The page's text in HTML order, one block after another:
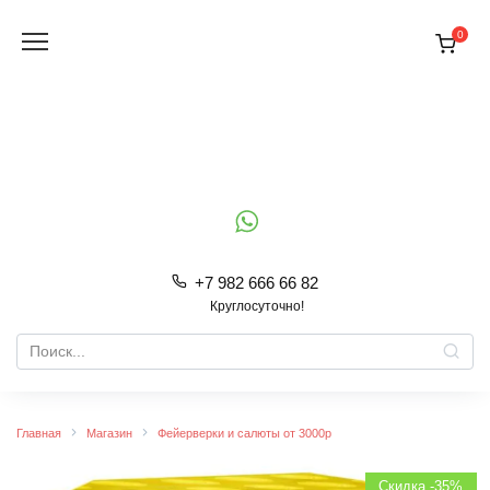
содержанию
+7 982 666 66 82
Круглосуточно!
Search
for:
0
Главная Магазин Фейерверки и салюты от 3000р
Скидка -35%